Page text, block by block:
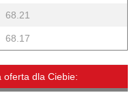
68.21
68.17
oferta dla Ciebie: